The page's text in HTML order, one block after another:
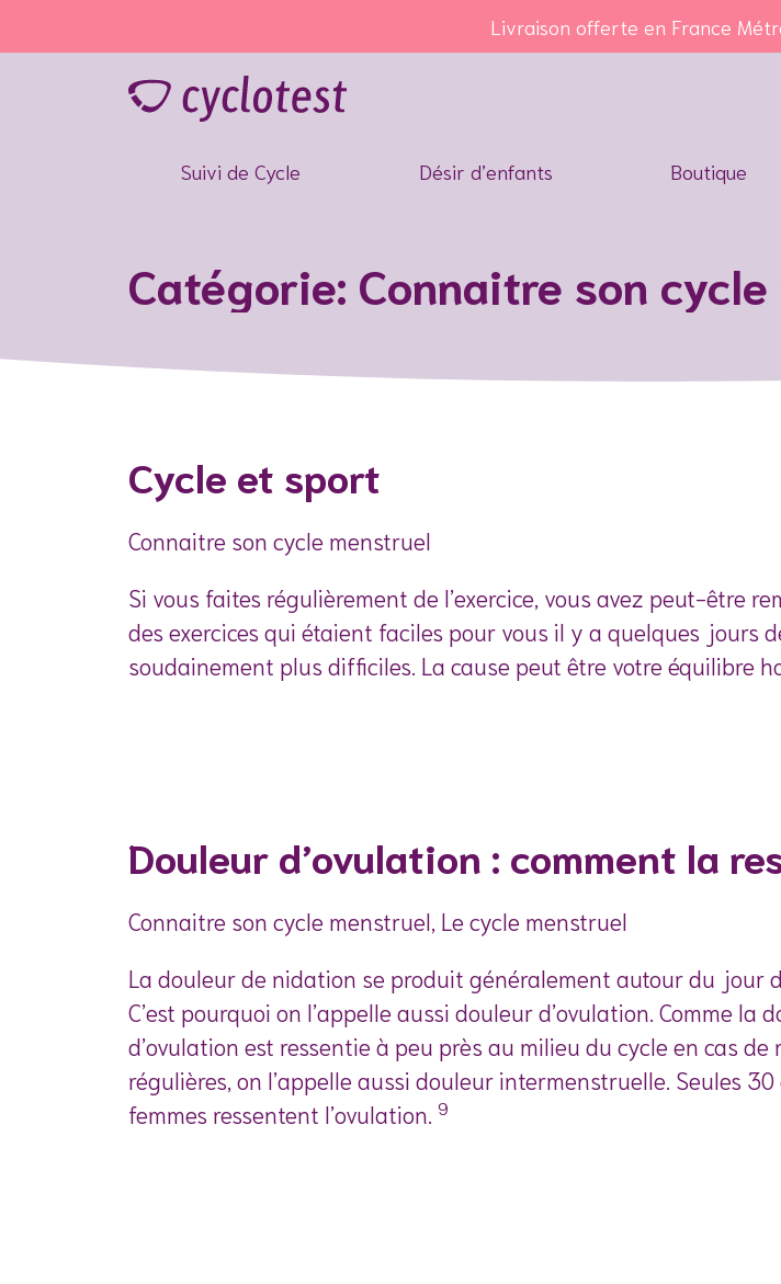
Des questions ? Besoin de conseils ? Nous sommes
Suivi de Cycle Désir d’enfants Boutique
Catégorie: Connaitre son
Cycle et sport
Connaitre son cycle menstruel
Si vous faites régulièrement de l’exercice, vous avez peut-être
des exercices qui étaient faciles pour vous il y a quelques jours
soudainement plus difficiles. La cause peut être votre équilibre
Douleur d’ovulation : comment la
Connaitre son cycle menstruel, Le cycle menstruel
La douleur de nidation se produit généralement autour du jour
C’est pourquoi on l’appelle aussi douleur d’ovulation. Comme la
d’ovulation est ressentie à peu près au milieu du cycle en cas de
régulières, on l’appelle aussi douleur intermenstruelle . Seules
femmes ressentent l’ovulation. 9